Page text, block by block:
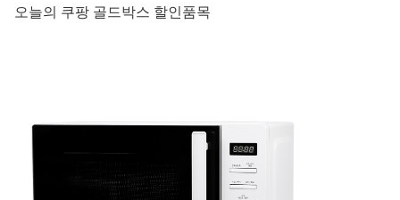
오늘의 쿠팡 골드박스 할인품목